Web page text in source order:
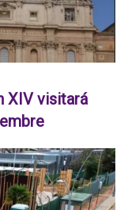
XIV visitará